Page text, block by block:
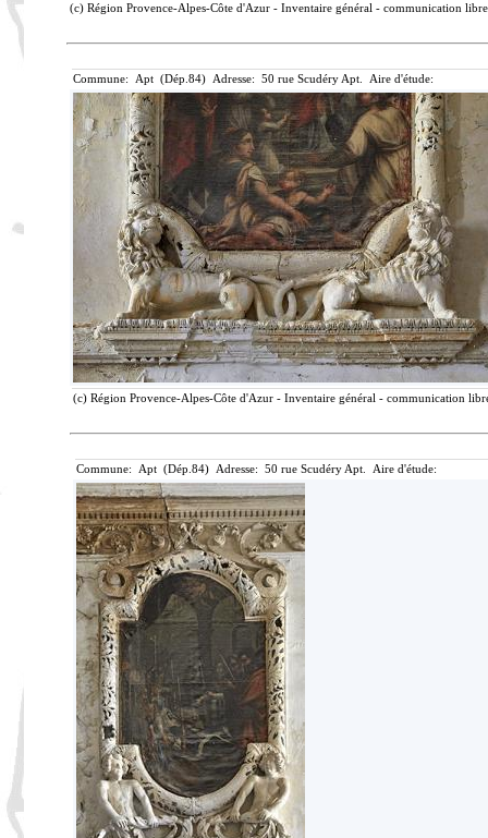
(c) Région Provence-Alpes-Côte d'Azur - Inventaire général - communication
Commune: Apt (Dép.84) Adresse: 50 rue Scudéry Apt. Aire d'étude:
(c) Région Provence-Alpes-Côte d'Azur - Inventaire général - communication
Commune: Apt (Dép.84) Adresse: 50 rue Scudéry Apt. Aire d'étude: